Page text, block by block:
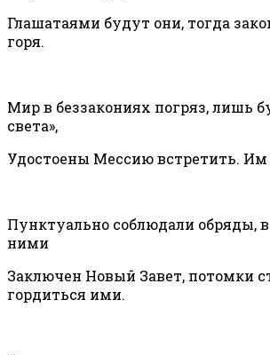
Глашатаями будут они, тогда
горя.
Мир в беззакониях погряз, лишь
света»,
Удостоены Мессию встретить. Им
Пунктуально соблюдали обряды,
ними
Заключен Новый Завет, потомки
гордиться ими.